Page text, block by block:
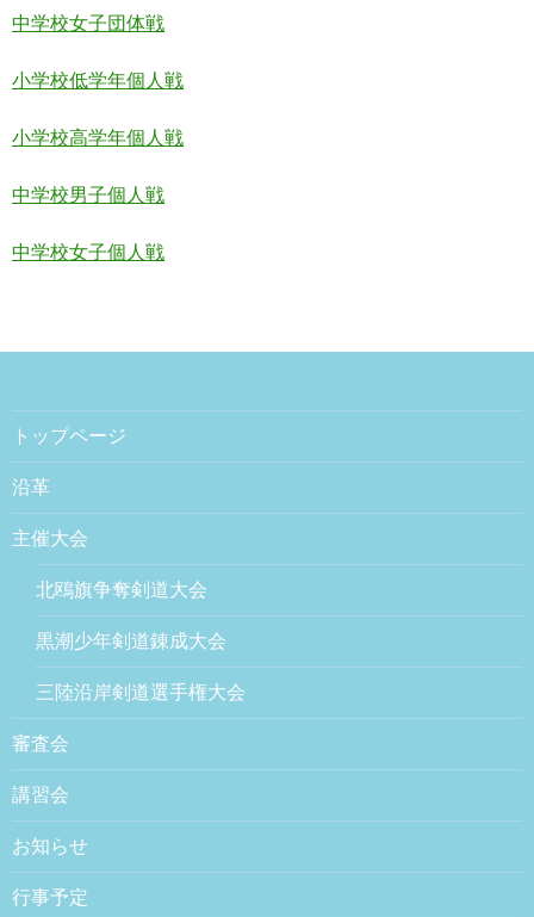
中学校女子団体戦
小学校低学年個人戦
小学校高学年個人戦
中学校男子個人戦
中学校女子個人戦
トップページ
沿革
主催大会
北鴎旗争奪剣道大会
黒潮少年剣道錬成大会
三陸沿岸剣道選手権大会
審査会
講習会
お知らせ
行事予定